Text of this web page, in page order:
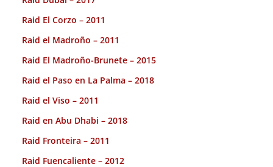
Raid El Corzo – 2011
Raid el Madroño – 2011
Raid El Madroño-Brunete – 2015
Raid el Paso en La Palma – 2018
Raid el Viso – 2011
Raid en Abu Dhabi – 2018
Raid Fronteira – 2011
Raid Fuencaliente – 2012